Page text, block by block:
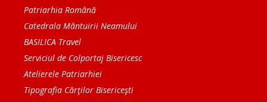
Patriarhia Română
Catedrala Mântuirii Neamului
BASILICA Travel
Serviciul de Colportaj Bisericesc
Atelierele Patriarhiei
Tipografia Cărţilor Bisericeşti